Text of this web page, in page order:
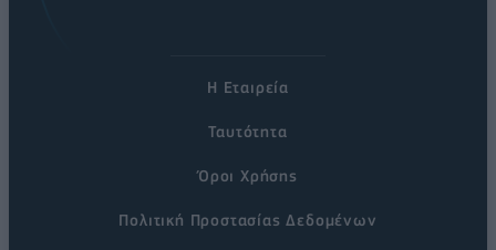
Η Εταιρεία
Ταυτότητα
Όροι Χρήσης
Πολιτική Προστασίας Δεδομένων